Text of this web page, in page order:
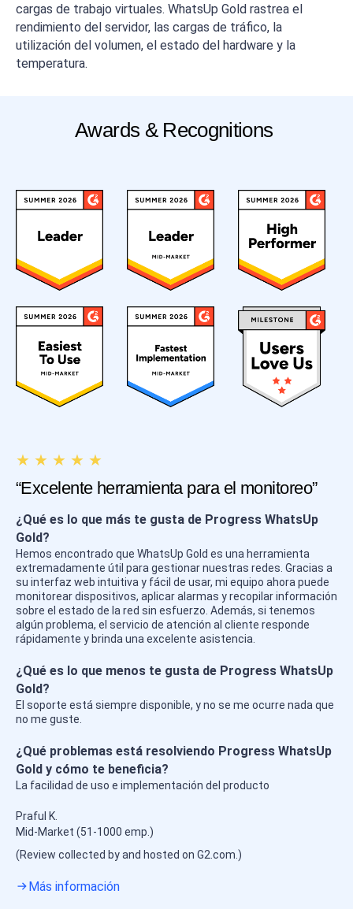
cargas de trabajo virtuales. WhatsUp Gold rastrea el
rendimiento del servidor, las cargas de tráfico, la
utilización del volumen, el estado del hardware y la
temperatura.
Awards & Recognitions
★ ★ ★ ★ ★
“Excelente herramienta para el monitoreo”
¿Qué es lo que más te gusta de Progress WhatsUp
Gold?
Hemos encontrado que WhatsUp Gold es una herramienta
extremadamente útil para gestionar nuestras redes. Gracias a
su interfaz web intuitiva y fácil de usar, mi equipo ahora puede
monitorear dispositivos, aplicar alarmas y recopilar información
sobre el estado de la red sin esfuerzo. Además, si tenemos
algún problema, el servicio de atención al cliente responde
rápidamente y brinda una excelente asistencia.
¿Qué es lo que menos te gusta de Progress WhatsUp
Gold?
El soporte está siempre disponible, y no se me ocurre nada que
no me guste.
¿Qué problemas está resolviendo Progress WhatsUp
Gold y cómo te beneficia?
La facilidad de uso e implementación del producto
Praful K.
Mid-Market (51-1000 emp.)
(Review collected by and hosted on G2.com.)
Más información